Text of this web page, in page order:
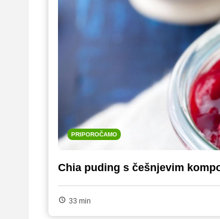
PRIPOROČAMO
Chia puding s češnjevim
33 min